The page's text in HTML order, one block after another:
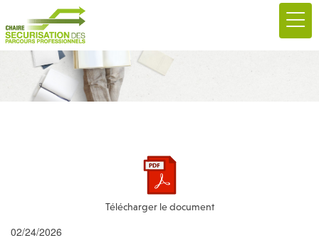
Télécharger le document
02/24/2026